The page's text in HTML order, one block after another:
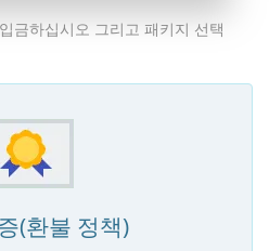
금하십시오 그리고 패키지 선택
(환불 정책)